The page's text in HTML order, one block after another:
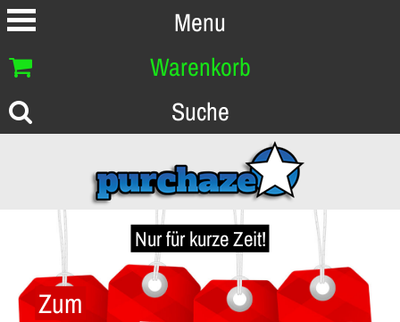
Menu
Warenkorb
Suche
Nur für kurze Zeit!
Zum